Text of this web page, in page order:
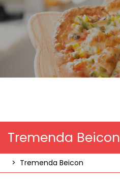
Tremenda Beicon
> Tremenda Beicon